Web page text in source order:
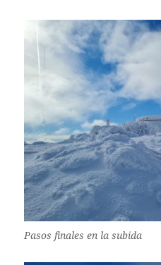
Pasos finales en la subida